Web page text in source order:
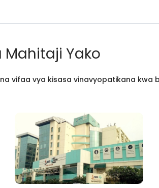
Mahitaji Yako
na vifaa vya kisasa vinavyopatikana